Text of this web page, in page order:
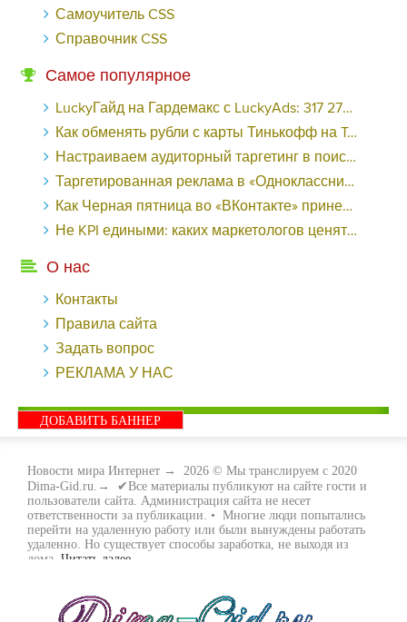
Самоучитель CSS
Справочник CSS
Самое популярное
LuckyГайд на Гардемакс с LuckyAds: 317 279 рублей за 10 дней - «Надо знать»
Как обменять рубли с карты Тинькофф на Tether ERC20 (USDT)?
Настраиваем аудиторный таргетинг в поисковой кампании Google Ads - «Заработок»
Таргетированная реклама в «Одноклассниках»: как ее настроить и нужно ли - «Заработок»
Как Черная пятница во «ВКонтакте» принесла магазину подарков 221 продажу по цене 38 рублей - «Заработок»
Не KPI едиными: каких маркетологов ценят - «Заработок»
О нас
Контакты
Правила сайта
Задать вопрос
РЕКЛАМА У НАС
ДОБАВИТЬ БАННЕР
Новости мира Интернет → 2026 © Мы транслируем с 2020
Dima-Gid.ru.→ ✔Все материалы публикуют на сайте гости и
пользователи сайта. Администрация сайта не несет
ответственности за публикации. • Многие люди попытались
перейти на удаленную работу или были вынуждены работать
удаленно. Но существует способы заработка, не выходя из
дома. Читать далее...
много. Все зависит только от вас, чем вы хотите заняться и, что
вам придётся по душе. Наш сайт собирает для вас всю